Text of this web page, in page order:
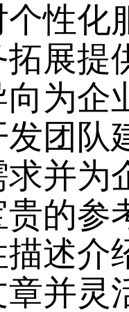
个性化
展提
为企
发团队
求并为
贵的参
描述介
并灵